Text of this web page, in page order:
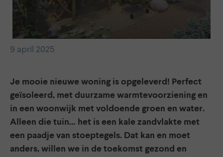
9 april 2025
Je mooie nieuwe woning is opgeleverd! Perfect
geïsoleerd, met duurzame warmtevoorziening en
in een woonwijk met voldoende groen en water.
Alleen die tuin… het is een kale zandvlakte met
een paadje van stoeptegels. Dat kan en moet
anders, willen we in de toekomst gezond en